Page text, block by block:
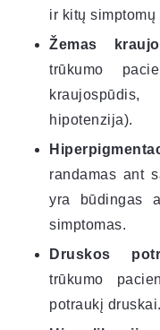
ir kitų
Žemas
trūkumo
hipotenzija).
randamas ant
yra būdingas
simptomas.
Druskos
trūkumo
potraukį druskai.